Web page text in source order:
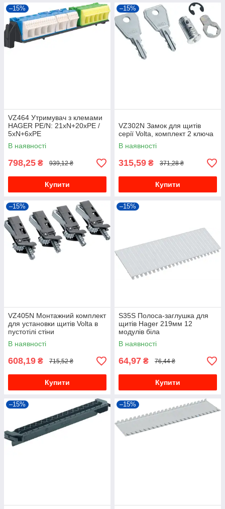
–15%
VZ464 Утримувач з клемами
HAGER PE/N: 21xN+20xPE /
5xN+6xPE
В наявності
798,25 ₴ 939,12 ₴
Купити
–15%
VZ302N Замок для щитів
серії Volta, комплект 2 ключа
В наявності
315,59 ₴ 371,28 ₴
Купити
–15%
VZ405N Монтажний комплект
для установки щитів Volta в
пустотілі стіни
В наявності
608,19 ₴ 715,52 ₴
Купити
–15%
S35S Полоса-заглушка для
щитів Hager 219мм 12
модулів біла
В наявності
64,97 ₴ 76,44 ₴
Купити
–15% –15%